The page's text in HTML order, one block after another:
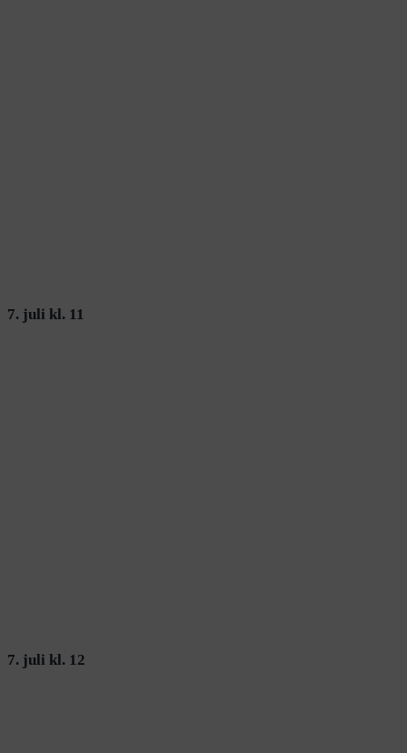
7. juli kl. 11
7. juli kl. 12